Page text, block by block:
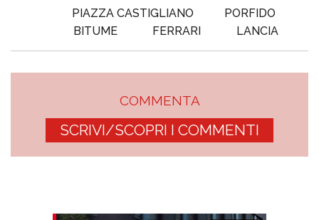
PIAZZA CASTIGLIANO
PORFIDO
BITUME
FERRARI LANCIA
COMMENTA
SCRIVI/SCOPRI I COMMENTI